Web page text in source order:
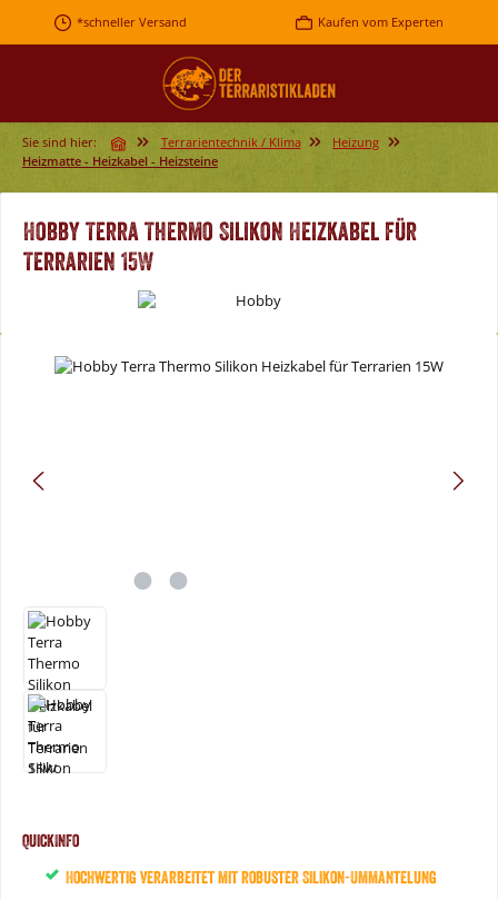
Zum Hauptinhalt springen
*schneller Versand Kaufen vom Experten
Sie sind hier: Terrarientechnik / Klima
Heizung
Heizmatte - Heizkabel - Heizsteine
Hobby Terra Thermo Silikon Heizkabel für
Terrarien 15W
Bildergalerie überspringen
QuickInfo
Hochwertig verarbeitet mit robuster Silikon-Ummantelung